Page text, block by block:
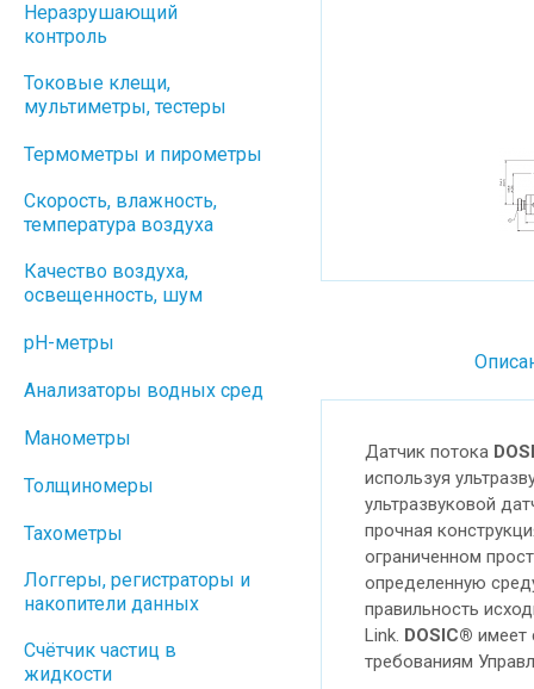
Датчик потока
используя
ультразвуковой
прочная
ограниченном
определенную
правильность
Link. DOSIC® имеет
требованиям
Неразрушающий
контроль
Токовые клещи,
мультиметры, тестеры
Термометры и пирометры
Скорость, влажность,
температура воздуха
Качество воздуха,
освещенность, шум
pH-метры
Анализаторы водных сред
Манометры
Толщиномеры
Тахометры
Логгеры, регистраторы и
накопители данных
Cчётчик частиц в
жидкости